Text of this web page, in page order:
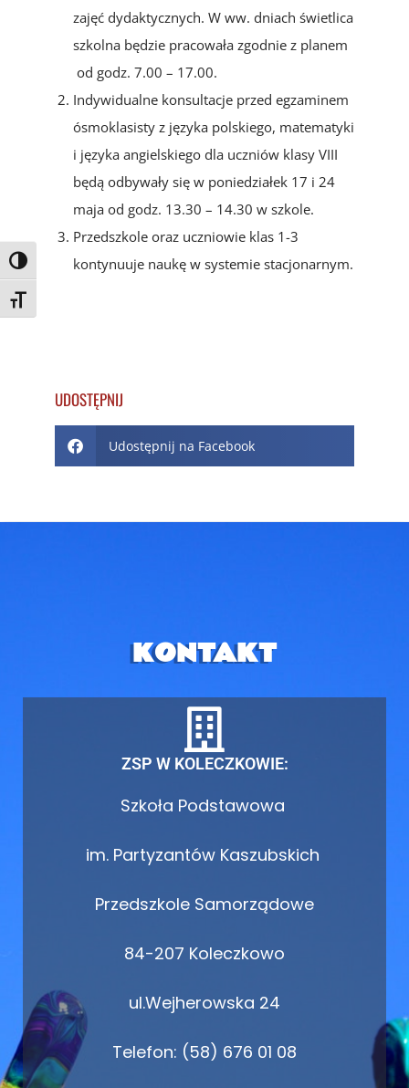
Toggle High Contrast
Toggle Font size
zajęć dydaktycznych. W ww. dniach świetlica
szkolna będzie pracowała zgodnie z planem
od godz. 7.00 – 17.00.
Indywidualne konsultacje przed egzaminem
ósmoklasisty z języka polskiego, matematyki
i języka angielskiego dla uczniów klasy VIII
będą odbywały się w poniedziałek 17 i 24
maja od godz. 13.30 – 14.30 w szkole.
Przedszkole oraz uczniowie klas 1-3
kontynuuje naukę w systemie stacjonarnym.
UDOSTĘPNIJ
Udostępnij na Facebook
KONTAKT
ZSP W KOLECZKOWIE:
Szkoła Podstawowa
im. Partyzantów Kaszubskich
Przedszkole Samorządowe
84-207 Koleczkowo
ul.Wejherowska 24
Telefon: (58) 676 01 08